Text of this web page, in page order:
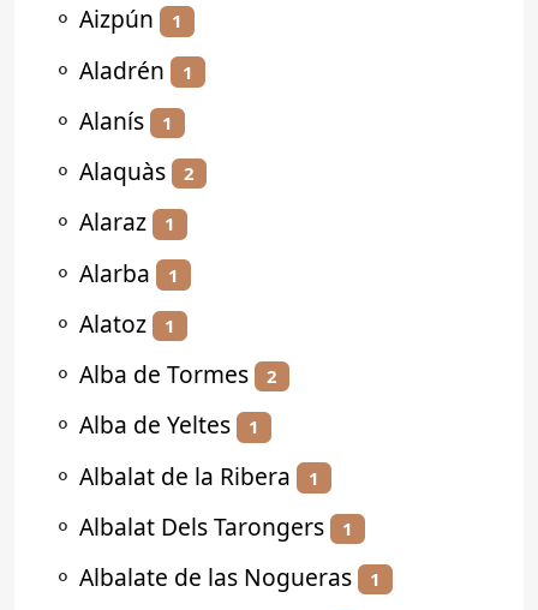
⚬ Aizpún 1
⚬ Aladrén 1
⚬ Alanís 1
⚬ Alaquàs 2
⚬ Alaraz 1
⚬ Alarba 1
⚬ Alatoz 1
⚬ Alba de Tormes 2
⚬ Alba de Yeltes 1
⚬ Albalat de la Ribera 1
⚬ Albalat Dels Tarongers 1
⚬ Albalate de las Nogueras 1